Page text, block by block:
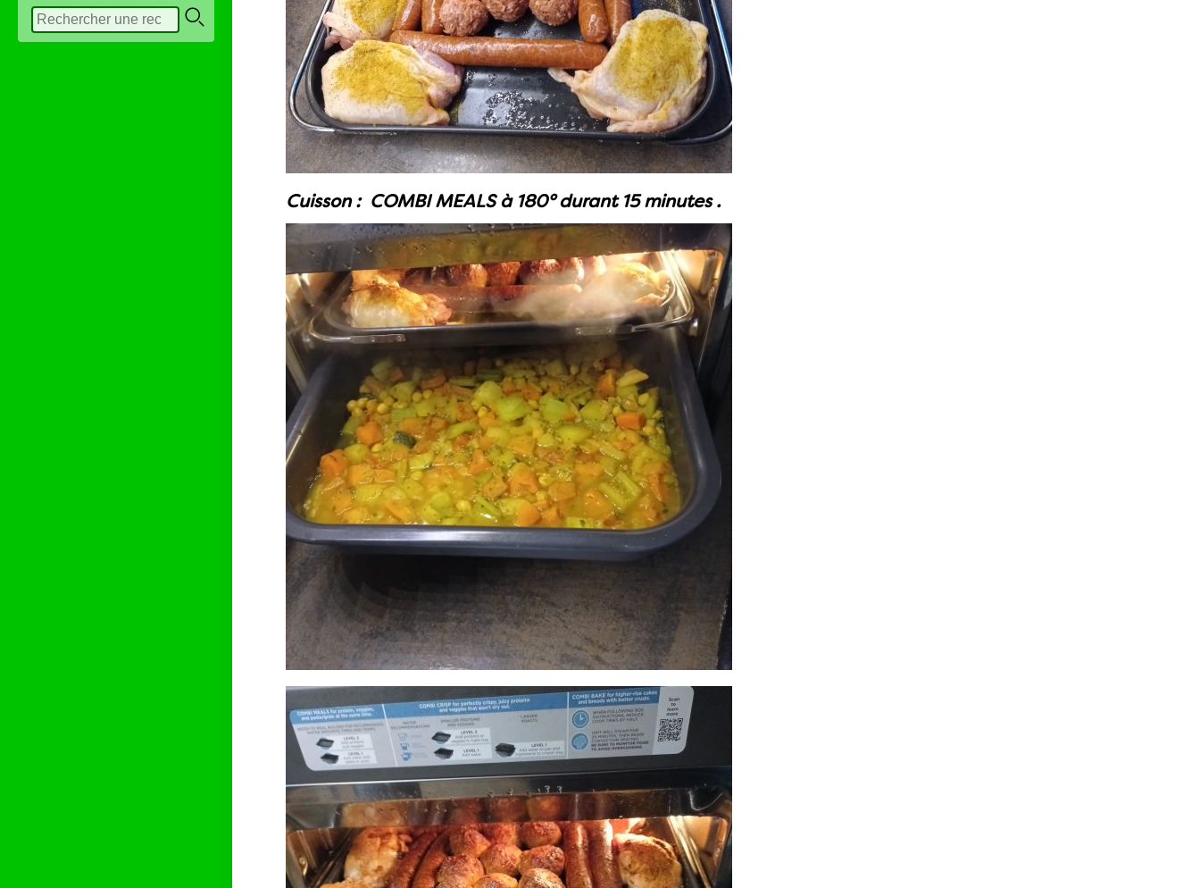
Cuisson : COMBI MEALS à 180° durant 15 minutes .